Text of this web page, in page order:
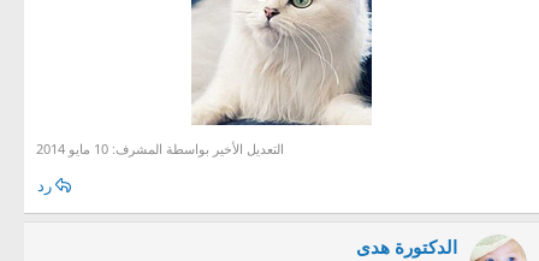
التعديل الأخير بواسطة المشرف: 10 مايو 2014
رد
الدكتورة هدى